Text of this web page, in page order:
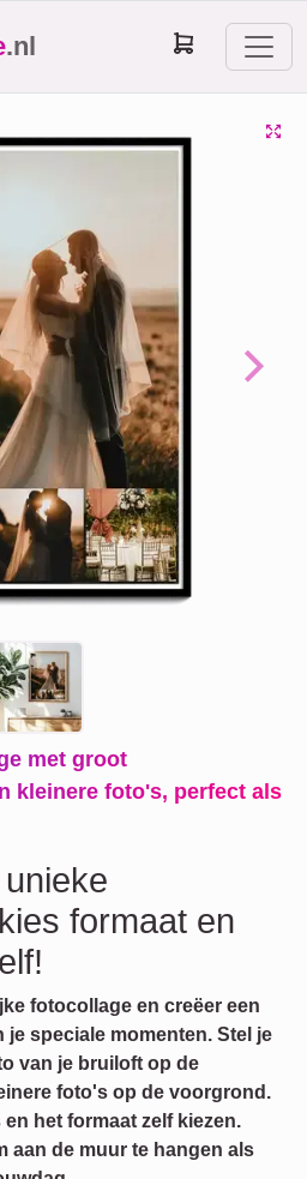
.nl
Next
met groot
kleinere foto's, perfect als
formaat en
fotocollage en creëer een
speciale momenten. Stel je
van je bruiloft op de
foto's op de voorgrond.
het formaat zelf kiezen.
aan de muur te hangen als